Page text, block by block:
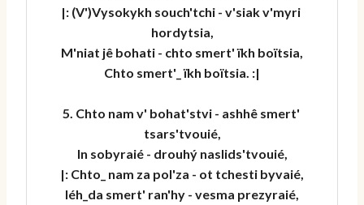
|: (V')Vysokykh souch'tchi - v'siak v'myri
hordytsia,
M'niat jê bohati - chto smert' ïkh boïtsia,
Chto smert'_ ïkh boïtsia. :|
5. Chto nam v' bohat'stvi - ashhê smert'
tsars'tvouié,
In sobyraié - drouhý naslids'tvouié,
|: Chto_ nam za pol'za - ot tchesti byvaié,
Iéh_da smert' ran'hy - vesma prezyraié,